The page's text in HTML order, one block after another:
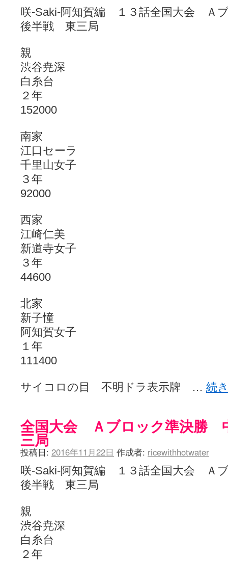
咲-Saki-阿知賀編 １３話全国大会
後半戦 東三局
親
渋谷尭深
白糸台
２年
152000
南家
江口セーラ
千里山女子
３年
92000
西家
江崎仁美
新道寺女子
３年
44600
北家
新子憧
阿知賀女子
１年
111400
サイコロの目 不明ドラ表示牌 … 続
全国大会 Ａブロック準決
三局
投稿日: 2016年11月22日 作成者: ricewithhotwater
咲-Saki-阿知賀編 １３話全国大会
後半戦 東三局
親
渋谷尭深
白糸台
２年